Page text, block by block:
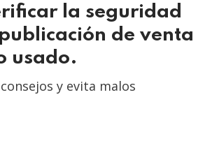
la seguridad
de venta
usado.
y evita malos